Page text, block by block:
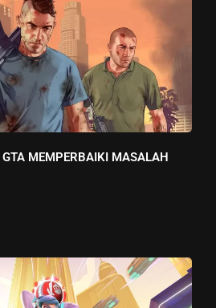
MEMPERBAIKI MASALAH